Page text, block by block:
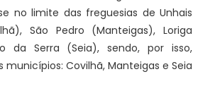
no limite das freguesias de Unhais
São Pedro (Manteigas), Loriga
da Serra (Seia), sendo, por isso,
Covilhã, Manteigas e Seia